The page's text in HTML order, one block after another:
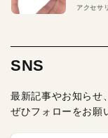
アクセサリ
SNS
最新記事やお知らせ
ぜひフォローをお願